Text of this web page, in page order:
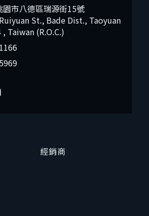
園市八德區瑞源街15號
St., Bade Dist., Taoyuan
Taiwan (R.O.C.)
經銷商